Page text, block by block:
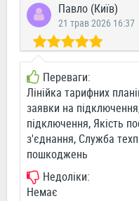
Павло (Київ)
21 трав 2026 16:37
Переваги:
Лінійка тарифних
заявки на
підключення, Якість
з'єднання, Служба
пошкоджень
Недоліки:
Немає